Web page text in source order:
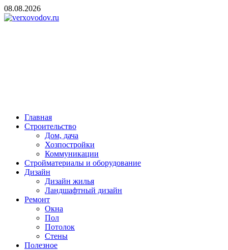
Skip
to
08.08.2026
Главная
Строительство
Дом, дача
Хозпостройки
Коммуникации
Стройматериалы и оборудование
Дизайн
Дизайн жилья
Ландшафтный дизайн
Ремонт
Окна
Пол
Потолок
Стены
Полезное